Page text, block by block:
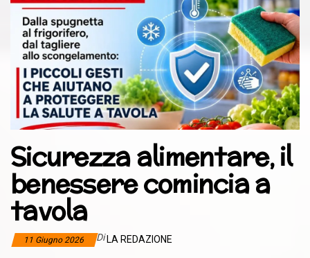
Sicurezza alimentare, il
benessere comincia a
tavola
11 Giugno 2026 Di LA REDAZIONE